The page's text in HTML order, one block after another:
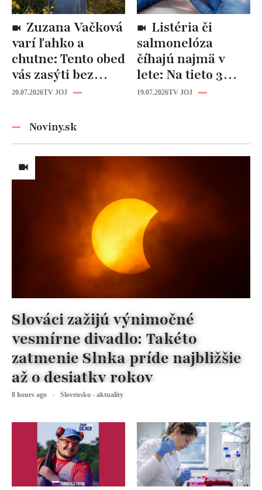
varí ľahko a
chutne: Tento obed
vás zasýti bez
zbytočných kalórií
20.07.2026TV JOJ
salmonelóza
číhajú najmä v
lete: Na tieto 3
pravidlá pri jedle
19.07.2026TV JOJ
Noviny.sk
Slováci zažijú výnimočné
vesmírne divadlo: Takéto
zatmenie Slnka príde najbližšie
až o desiatky rokov
8 hours ago Slovensko - aktuality